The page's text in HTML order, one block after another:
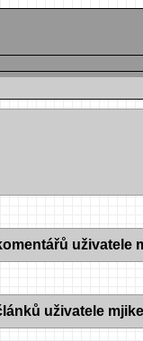
uživatele
uživatele